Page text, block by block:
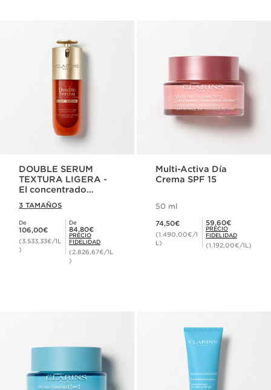
DOUBLE SERUM
TEXTURA LIGERA -
El concentrado
antiedad más
potente*
3 TAMAÑOS
De
Precio actual 106,00€
106,00€
(3.533,33€/1L
)
De
Precio Fidelidad 84,80€
84,80€
PRECIO
FIDELIDAD
(2.826,67€/1L
)
Multi-Activa Día
Crema SPF 15
50 ml
74,50€
(1.490,00€/1
L)
Precio Fidelidad 59,60€
59,60€
PRECIO
FIDELIDAD
(1.192,00€/1L)